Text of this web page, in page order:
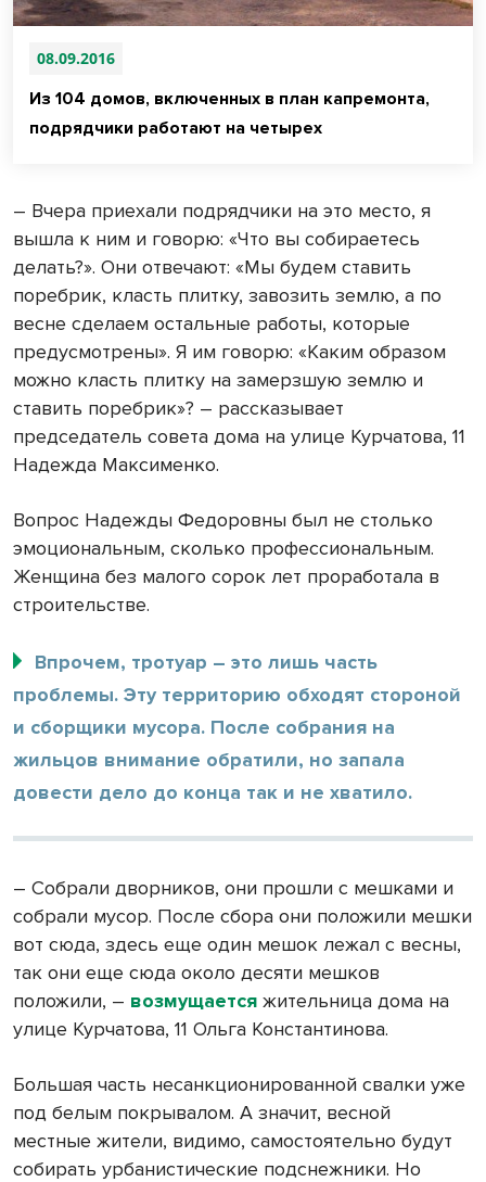
08.09.2016
Из 104 домов, включенных в план капремонта,
подрядчики работают на четырех
– Вчера приехали подрядчики на это место, я
вышла к ним и говорю: «Что вы собираетесь
делать?». Они отвечают: «Мы будем ставить
поребрик, класть плитку, завозить землю, а по
весне сделаем остальные работы, которые
предусмотрены». Я им говорю: «Каким образом
можно класть плитку на замерзшую землю и
ставить поребрик»? – рассказывает
председатель совета дома на улице Курчатова, 11
Надежда Максименко.
Вопрос Надежды Федоровны был не столько
эмоциональным, сколько профессиональным.
Женщина без малого сорок лет проработала в
строительстве.
Впрочем, тротуар – это лишь часть
проблемы. Эту территорию обходят стороной
и сборщики мусора. После собрания на
жильцов внимание обратили, но запала
довести дело до конца так и не хватило.
– Собрали дворников, они прошли с мешками и
собрали мусор. После сбора они положили мешки
вот сюда, здесь еще один мешок лежал с весны,
так они еще сюда около десяти мешков
положили, – возмущается жительница дома на
улице Курчатова, 11 Ольга Константинова.
Большая часть несанкционированной свалки уже
под белым покрывалом. А значит, весной
местные жители, видимо, самостоятельно будут
собирать урбанистические подснежники. Но